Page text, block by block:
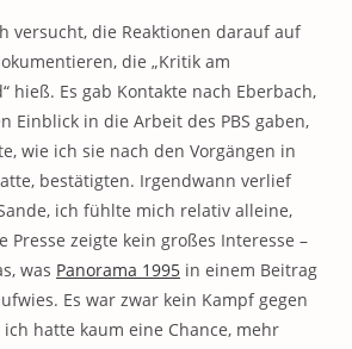
versucht, die Reaktionen darauf auf
die „Kritik am
hieß. Es gab Kontakte nach Eberbach,
Einblick in die Arbeit des PBS gaben,
wie ich sie nach den Vorgängen in
bestätigten. Irgendwann verlief
ich fühlte mich relativ alleine,
Presse zeigte kein großes Interesse –
was Panorama 1995 in einem Beitrag
Es war zwar kein Kampf gegen
hatte kaum eine Chance, mehr